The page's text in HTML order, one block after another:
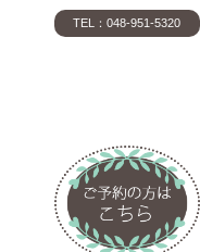
TEL：048-951-5320